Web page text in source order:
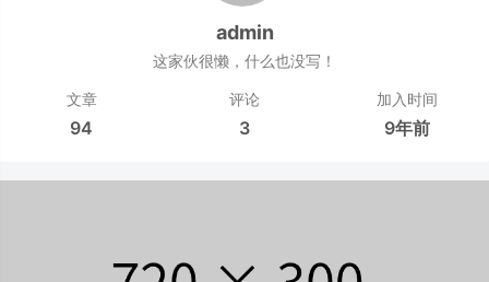
admin
这家伙很懒，什么也没写！
文章
94
评论
3
加入时间
9年前